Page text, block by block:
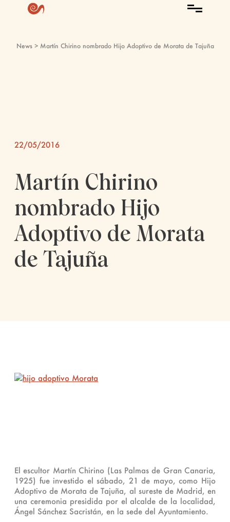
News > Martín Chirino nombrado Hijo Adoptivo de Morata de Tajuña
22/05/2016
Martín Chirino
nombrado Hijo
Adoptivo de Morata
de Tajuña
El escultor Martín Chirino (Las Palmas de Gran Canaria,
1925) fue investido el sábado, 21 de mayo, como Hijo
Adoptivo de Morata de Tajuña, al sureste de Madrid, en
una ceremonia presidida por el alcalde de la localidad,
Ángel Sánchez Sacristán, en la sede del Ayuntamiento.